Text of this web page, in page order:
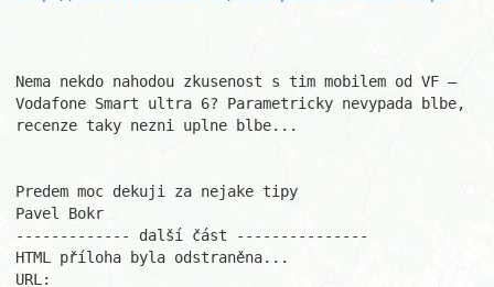
Nema nekdo nahodou zkusenost s tim mobilem od VF –
Vodafone Smart ultra 6? Parametricky nevypada blbe,
recenze taky nezni uplne blbe...
Predem moc dekuji za nejake tipy
Pavel Bokr
------------- další část ---------------
HTML příloha byla odstraněna...
URL: